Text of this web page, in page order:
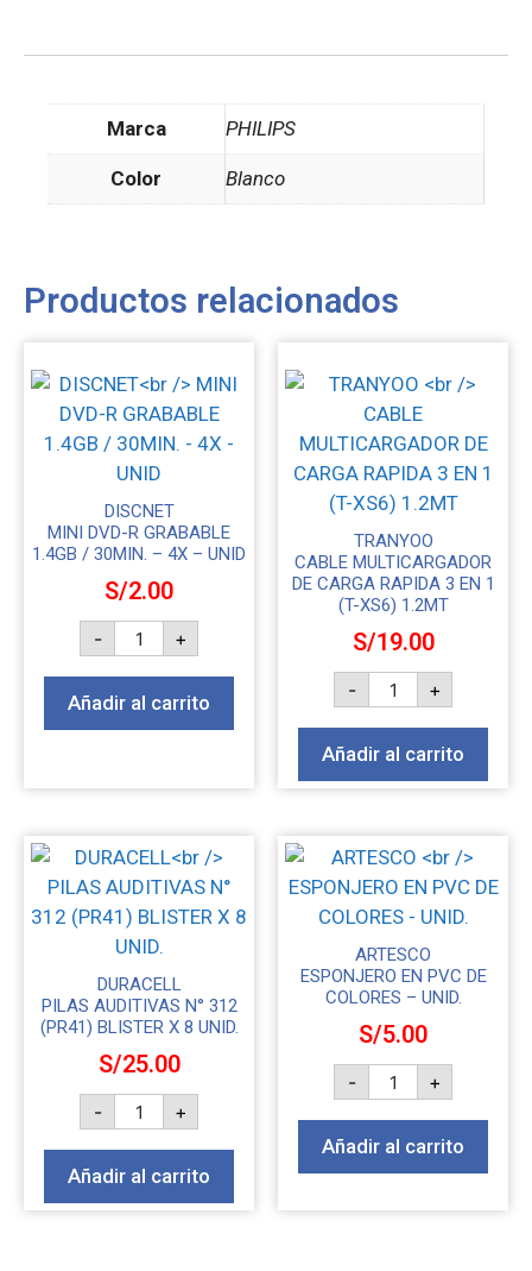
Marca PHILIPS
Color Blanco
Productos relacionados
DISCNET
MINI DVD-R GRABABLE
1.4GB / 30MIN. – 4X – UNID
S/2.00
- +
Añadir al carrito
TRANYOO
CABLE MULTICARGADOR
DE CARGA RAPIDA 3 EN 1
(T-XS6) 1.2MT
S/19.00
- +
Añadir al carrito
DURACELL
PILAS AUDITIVAS N° 312
(PR41) BLISTER X 8 UNID.
S/25.00
- +
Añadir al carrito
ARTESCO
ESPONJERO EN PVC DE
COLORES – UNID.
S/5.00
- +
Añadir al carrito